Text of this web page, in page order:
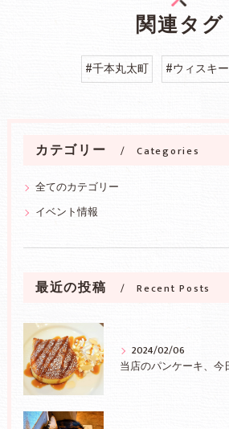
関連タグ
#千本丸太町 #ウィスキー
カテゴリー Categories
全てのカテゴリー
イベント情報
最近の投稿 Recent Posts
2024/02/06